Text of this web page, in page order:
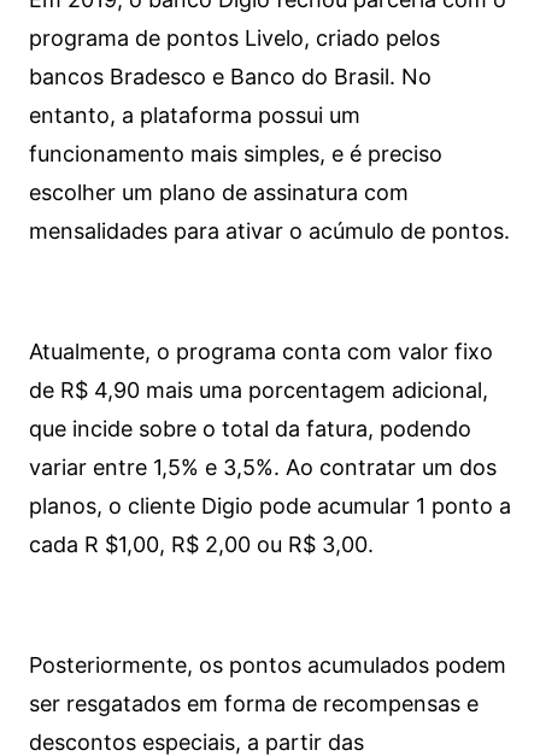
programa de pontos Livelo, criado pelos
bancos Bradesco e Banco do Brasil. No
entanto, a plataforma possui um
funcionamento mais simples, e é preciso
escolher um plano de assinatura com
mensalidades para ativar o acúmulo de pontos.
Atualmente, o programa conta com valor fixo
de R$ 4,90 mais uma porcentagem adicional,
que incide sobre o total da fatura, podendo
variar entre 1,5% e 3,5%. Ao contratar um dos
planos, o cliente Digio pode acumular 1 ponto a
cada R $1,00, R$ 2,00 ou R$ 3,00.
Posteriormente, os pontos acumulados podem
ser resgatados em forma de recompensas e
descontos especiais, a partir das